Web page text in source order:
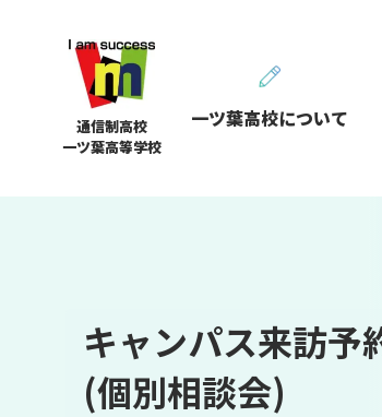
通信制高校
一ツ葉高等学校
一ツ葉高校について
キャンパス来訪予
(個別相談会)